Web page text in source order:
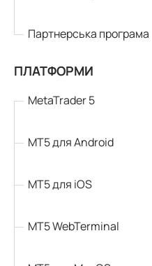
Партнерська програма
ПЛАТФОРМИ
MetaTrader 5
MT5 для Android
MT5 для iOS
MT5 WebTerminal